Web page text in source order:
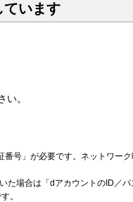
ています
。
号」が必要です。ネットワー
た場合は「dアカウントのID／
。